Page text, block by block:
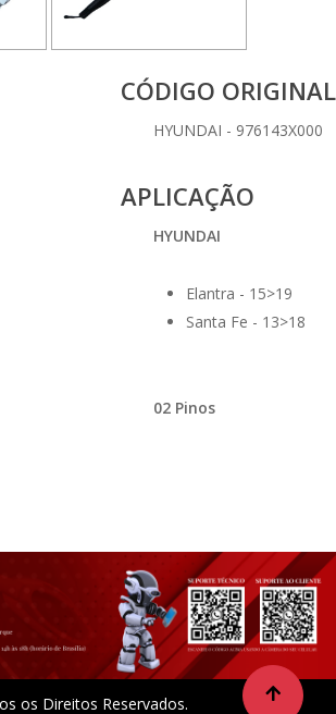
CÓDIGO ORIGINAL
HYUNDAI - 976143X000
APLICAÇÃO
HYUNDAI
Elantra - 15>19
Santa Fe - 13>18
02 Pinos
os Direitos Reservados.